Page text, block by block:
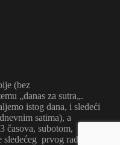
(bez
„danas za sutra„.
istog dana, i sledeći
satima), a
časova, subotom,
prvog radnog